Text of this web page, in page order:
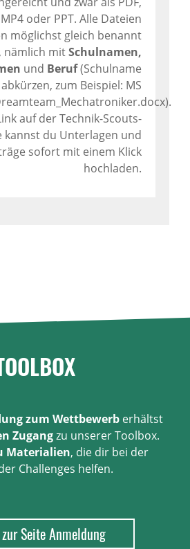
MP4 oder PPT. Alle Dateien
möglichst gleich benannt
nämlich mitSchulnamen,
und Beruf(Schulname
zum Beispiel: MS
auf der Technik-Scouts-
kannst du Unterlagen und
sofort mit einem Klick
hochladen.
zum Wettbewerberhältst
Zugangzu unserer Toolbox.
Materialien, die dir bei der
Challenges helfen.
Seite Anmeldung